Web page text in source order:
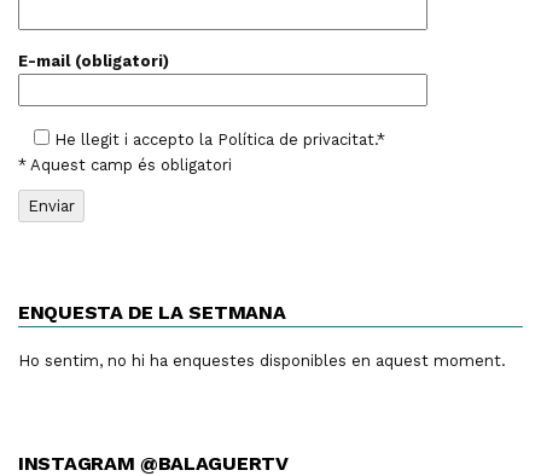
E-mail (obligatori)
He llegit i accepto la Política de privacitat.*
* Aquest camp és obligatori
ENQUESTA DE LA SETMANA
Ho sentim, no hi ha enquestes disponibles en aquest moment.
INSTAGRAM @BALAGUERTV